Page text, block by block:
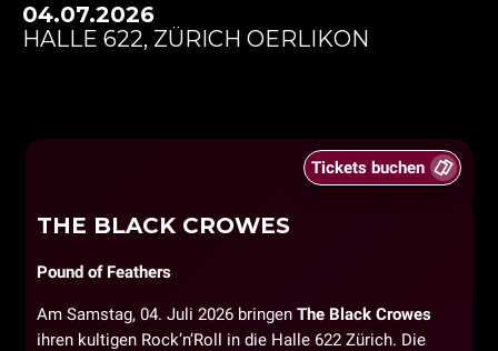
04.07.2026
HALLE 622, ZÜRICH OERLIKON
Tickets buchen
THE BLACK CROWES
Pound of Feathers
Am Samstag, 04. Juli 2026 bringen The Black Crowes
ihren kultigen Rock’n’Roll in die Halle 622 Zürich. Die